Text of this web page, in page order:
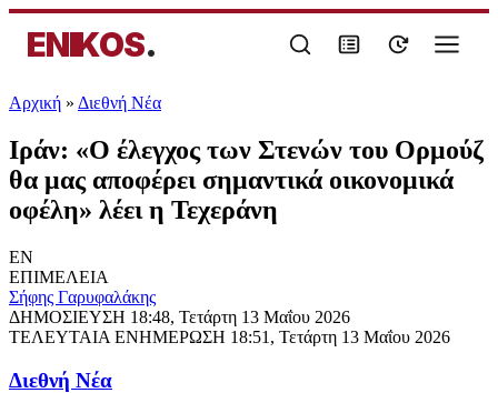
ENIKOS.
Αρχική » Διεθνή Νέα
Ιράν: «O έλεγχος των Στενών του Ορμούζ
θα μας αποφέρει σημαντικά οικονομικά
οφέλη» λέει η Τεχεράνη
EN
ΕΠΙΜΕΛΕΙΑ
Σήφης Γαρυφαλάκης
ΔΗΜΟΣΙΕΥΣΗ 18:48, Τετάρτη 13 Μαΐου 2026
ΤΕΛΕΥΤΑΙΑ ΕΝΗΜΕΡΩΣΗ 18:51, Τετάρτη 13 Μαΐου 2026
Διεθνή Νέα